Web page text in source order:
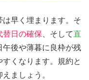
早く埋まります。そ
替日の確保 、そして直
午後や薄暮に良枠が残
くなります。規約と
ましょう。